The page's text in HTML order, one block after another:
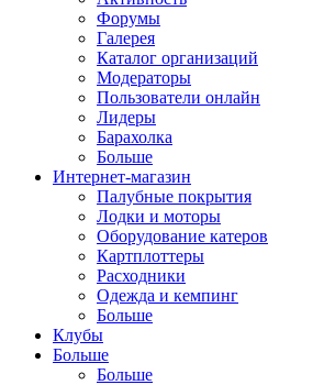
Форумы
Галерея
Каталог организаций
Модераторы
Пользователи онлайн
Лидеры
Барахолка
Больше
Интернет-магазин
Палубные покрытия
Лодки и моторы
Оборудование катеров
Картплоттеры
Расходники
Одежда и кемпинг
Больше
Клубы
Больше
Больше